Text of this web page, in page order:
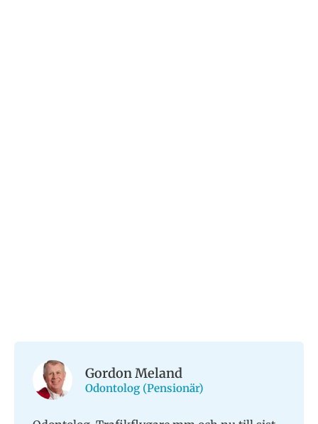
Gordon Meland
Odontolog (Pensionär)